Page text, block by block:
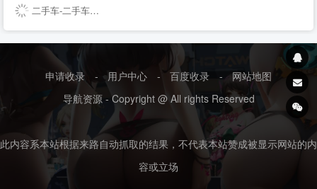
二手车-二手车交易市场-二手车交易平台-第一车网
申请收录 - 用户中心 - 百度收录 -
网站地图
导航资源 - Copyright @ All rights Reserved
此内容系本站根据来路自动抓取的结果，不代表本站赞成被显示网站的内
容或立场